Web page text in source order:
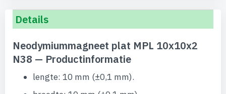
Details
Neodymiummagneet plat MPL 10x10x2
N38 — Productinformatie
lengte: 10 mm (±0,1 mm).